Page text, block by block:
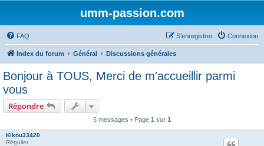
umm-passion.com
FAQ Connexion
S’enregistrer
Index du forum Général Discussions générales
Bonjour à TOUS, Merci de m'accueillir parmi
vous
Répondre
5 messages • Page 1 sur 1
Kikou33420
Régulier